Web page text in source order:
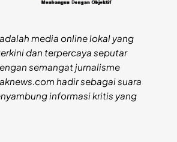
media online lokal yang
dan terpercaya seputar
semangat jurnalisme
hadir sebagai suara
informasi kritis yang